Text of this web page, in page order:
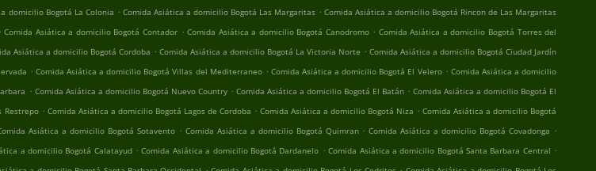
domicilio Bogotá La Colonia . Comida Asiática a domicilio Bogotá Las Margaritas . Comida Asiática a domicilio Bogotá Rincon de Las Margaritas
. Comida Asiática a domicilio Bogotá Contador . Comida Asiática a domicilio Bogotá Canodromo . Comida Asiática a domicilio Bogotá Torres del
Asiática a domicilio Bogotá Cordoba . Comida Asiática a domicilio Bogotá La Victoria Norte . Comida Asiática a domicilio Bogotá Ciudad Jardín
. Comida Asiática a domicilio Bogotá Villas del Mediterraneo . Comida Asiática a domicilio Bogotá El Velero . Comida Asiática a domicilio
. Comida Asiática a domicilio Bogotá Nuevo Country . Comida Asiática a domicilio Bogotá El Batán . Comida Asiática a domicilio Bogotá El
Restrepo . Comida Asiática a domicilio Bogotá Lagos de Cordoba . Comida Asiática a domicilio Bogotá Niza . Comida Asiática a domicilio Bogotá
Asiática a domicilio Bogotá Sotavento . Comida Asiática a domicilio Bogotá Quimran . Comida Asiática a domicilio Bogotá Covadonga .
a domicilio Bogotá Calatayud . Comida Asiática a domicilio Bogotá Dardanelo . Comida Asiática a domicilio Bogotá Santa Barbara Central .
. .